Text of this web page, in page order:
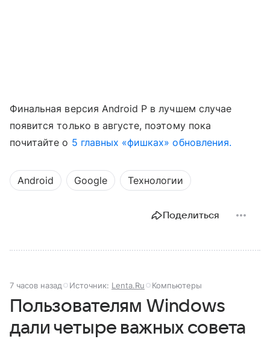
Финальная версия Android P в лучшем случае
появится только в августе, поэтому пока
почитайте о 5 главных «фишках» обновления.
Android Google Технологии
Поделиться
7 часов назад Источник: Lenta.Ru Компьютеры
Пользователям Windows
дали четыре важных совета